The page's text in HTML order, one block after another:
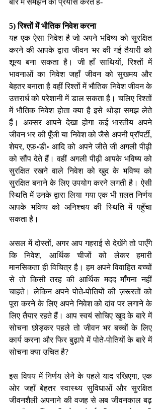
बारे में समझने का प्रयास करते हैं-
5) रिश्तों में भौतिक निवेश करना
यह एक ऐसा निवेश है जो अपने भविष्य को सुरक्षित
करने की आपके द्वारा जीवन भर की गई तैयारी को
शून्य बना सकता है। जी हाँ साथियों, रिश्तों में
भावनाओं का निवेश जहाँ जीवन को सुखमय और
बेहतर बनाता है वहीं रिश्तों में भौतिक निवेश जीवन के
उत्तरार्ध को परेशानी में डाल सकता है। चलिए रिश्तों
में भौतिक निवेश होता क्या है इसे थोड़ा समझ लेते
हैं। अक्सर आपने देखा होगा कई भारतीय अपने
जीवन भर की पूँजी या निवेश को जैसे अपनी प्रॉपर्टी,
शेयर, एफ़॰डी॰ आदि को अपने जीते जी अगली पीढ़ी
को सौंप देते हैं। वहीं अगली पीढ़ी आपके भविष्य को
सुरक्षित रखने वाले निवेश को खुद के भविष्य को
सुरक्षित बनाने के लिए उपयोग करने लगती है। ऐसी
स्थिति में उनके द्वारा लिया गया एक भी ग़लत निर्णय
आपके भविष्य को अनिश्चय की स्थिति में पहुँचा
सकता है।
असल में दोस्तों, अगर आप गहराई से देखेंगे तो पाएँगे
कि निवेश, आर्थिक चीजों को लेकर हमारी
मानसिकता ही विचित्र है। हम अपने विवाहित बच्चों
से तो किसी तरह की आर्थिक मदद माँगना नहीं
चाहते। लेकिन अपने पोते-पोतियों की ज़रूरतों को
पूरा करने के लिए अपने निवेश को दांव पर लगाने के
लिए तैयार रहते हैं। आप स्वयं सोचिए खुद के बारे में
सोचना छोड़कर पहले तो जीवन भर बच्चों के लिए
कार्य करना और फिर बुढ़ापे में पोते-पोतियों के बारे में
सोचना क्या उचित है?
इस विषय में निर्णय लेने के पहले याद रखिएगा, एक
ओर जहाँ बेहतर स्वास्थ्य सुविधाओं और सुरक्षित
जीवनशैली अपनाने की वजह से अब जीवनकाल बढ़